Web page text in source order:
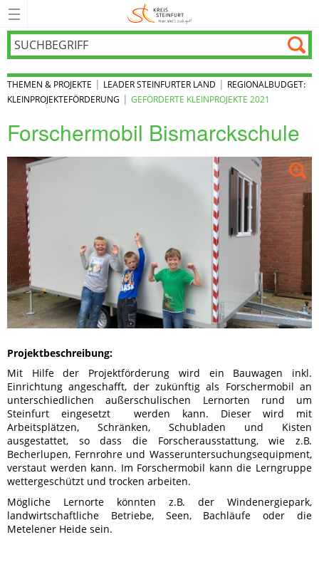
THEMEN & PROJEKTE | LEADER STEINFURTER LAND | REGIONALBUDGET:
KLEINPROJEKTEFÖRDERUNG | GEFÖRDERTE KLEINPROJEKTE 2021
Forschermobil Bismarckschule
Projektbeschreibung:
Mit Hilfe der Projektförderung wird ein Bauwagen inkl.
Einrichtung angeschafft, der zukünftig als Forschermobil an
unterschiedlichen außerschulischen Lernorten rund um
Steinfurt eingesetzt werden kann. Dieser wird mit
Arbeitsplätzen, Schränken, Schubladen und Kisten
ausgestattet, so dass die Forscherausstattung, wie z.B.
Becherlupen, Fernrohre und Wasseruntersuchungsequipment,
verstaut werden kann. Im Forschermobil kann die Lerngruppe
wettergeschützt und trocken arbeiten.
Mögliche Lernorte könnten z.B. der Windenergiepark,
landwirtschaftliche Betriebe, Seen, Bachläufe oder die
Metelener Heide sein.